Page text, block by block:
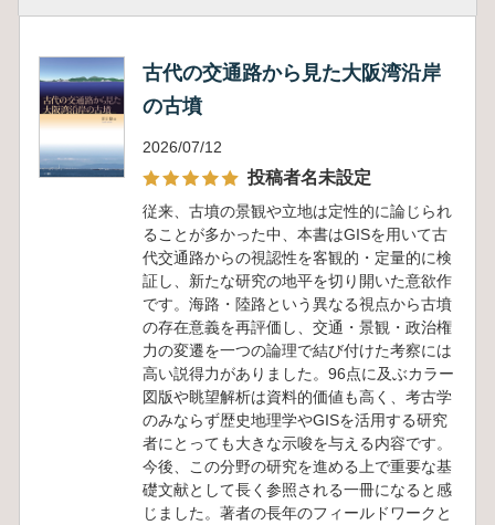
古代の交通路から見た大阪湾沿岸
の古墳
2026/07/12
投稿者名未設定
従来、古墳の景観や立地は定性的に論じられ
ることが多かった中、本書はGISを用いて古
代交通路からの視認性を客観的・定量的に検
証し、新たな研究の地平を切り開いた意欲作
です。海路・陸路という異なる視点から古墳
の存在意義を再評価し、交通・景観・政治権
力の変遷を一つの論理で結び付けた考察には
高い説得力がありました。96点に及ぶカラー
図版や眺望解析は資料的価値も高く、考古学
のみならず歴史地理学やGISを活用する研究
者にとっても大きな示唆を与える内容です。
今後、この分野の研究を進める上で重要な基
礎文献として長く参照される一冊になると感
じました。著者の長年のフィールドワークと